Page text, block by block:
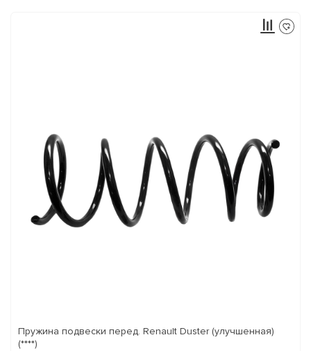
Пружина подвески перед. Renault Duster (улучшенная)
(****)